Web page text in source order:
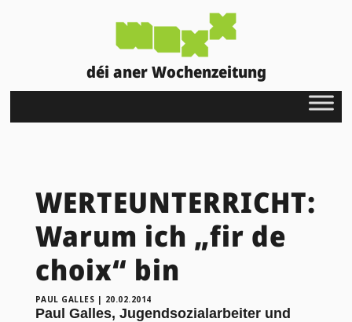
déi aner Wochenzeitung
WERTEUNTERRICHT:
Warum ich „fir de
choix“ bin
PAUL GALLES | 20.02.2014
Paul Galles, Jugendsozialarbeiter und